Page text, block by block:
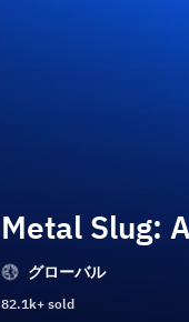
Metal Slug:
グローバル
82.1k+ sold